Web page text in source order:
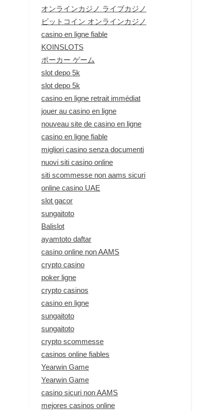
オンラインカジノ ライブカジノ
ビットコイン オンラインカジノ
casino en ligne fiable
KOINSLOTS
ポーカー ゲーム
slot depo 5k
slot depo 5k
casino en ligne retrait immédiat
jouer au casino en ligne
nouveau site de casino en ligne
casino en ligne fiable
migliori casino senza documenti
nuovi siti casino online
siti scommesse non aams sicuri
online casino UAE
slot gacor
sungaitoto
Balislot
ayamtoto daftar
casino online non AAMS
crypto casino
poker ligne
crypto casinos
casino en ligne
sungaitoto
sungaitoto
crypto scommesse
casinos online fiables
Yearwin Game
Yearwin Game
casino sicuri non AAMS
mejores casinos online